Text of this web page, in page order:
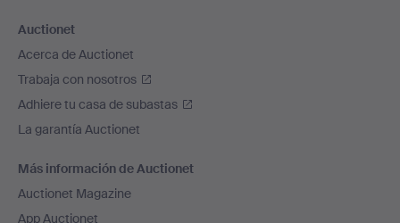
Auctionet
Acerca de Auctionet
Trabaja con nosotros
Adhiere tu casa de subastas
La garantía Auctionet
Más información de Auctionet
Auctionet Magazine
App Auctionet